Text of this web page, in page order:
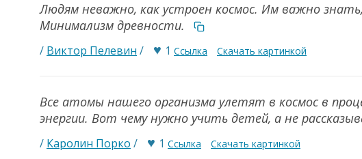
Людям неважно, как устроен космос. Им важно
Минимализм древности.
/ Виктор Пелевин / ♥ 1 Ссылка Скачать картинкой
Все атомы нашего организма улетят в космос в
энергии. Вот чему нужно учить детей, а не
/ Каролин Порко / ♥ 1 Ссылка Скачать картинкой